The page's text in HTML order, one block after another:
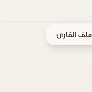
ملف القارئ